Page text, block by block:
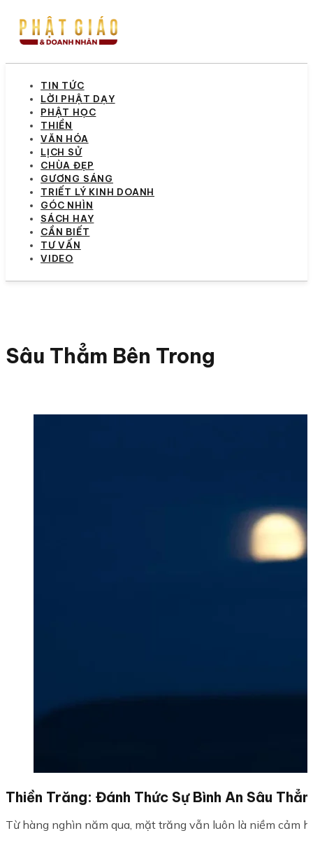
TIN TỨC
LỜI PHẬT DẠY
PHẬT HỌC
THIỀN
VĂN HÓA
LỊCH SỬ
CHÙA ĐẸP
GƯƠNG SÁNG
TRIẾT LÝ KINH DOANH
GÓC NHÌN
SÁCH HAY
CẦN BIẾT
TƯ VẤN
VIDEO
Sâu Thẳm Bên Trong
Thiền Trăng: Đánh Thức Sự Bình An Sâu
Từ hàng nghìn năm qua, mặt trăng vẫn luôn là niềm cảm